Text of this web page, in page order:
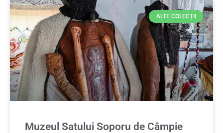
ALTE COLECȚII
Muzeul Satului Soporu de Câmpie